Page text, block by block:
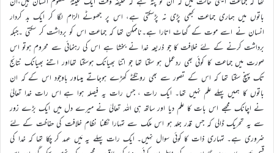
باتوں میں ہماری جماعت کبھی پڑی نہ پڑسکتی ہے، اس پر جھوٹے الزام لگا کر ایک بد کردار
انسان نے اسے موت کے گھاٹ اتارا ہے۔ناممکن تھا کہ جماعت اس کو برداشت کر سکتی ۔جبکہ
برداشت کرنے کے لئے خلافت کا جو ذریعہ خدا نے بخشا ہے اس کی رہنمائی سے محروم ہوتو اس
صورت میں جماعت کا کوئی بھی ردعمل ہو سکتا تھا جو اتنا بھیانک ہوسکتا تھااور اتنے بھیانک نتائج
تک پہنچ سکتا تھا کہ اس کے تصور سے بھی رونگٹے کھڑے ہوجاتے ہیںاور باوجود اس کے کہ ان
باتوں کا ہمیں پہلے علم نہیں تھا۔ ایک رات ، جس رات یہ فیصلہ ہوا ہے اس رات خدا تعالیٰ
نے اچانک مجھے اس بات کا علم دیا اور ساتھ ہی اللہ تعالیٰ نے میرے دل میں ایک بڑے زور
سے یہ تحریک ڈالی کہ جس قدر جلد ہو اس ملک سے تمہارا نکلنا نظام خلافت کی حفاظت کے لئے
ضروری ہے۔ تمہاری ذات کا کوئی سوال نہیں۔ ایک رات پہلے یہ مَیں عہد کر چکا تھا کہ خدا کی